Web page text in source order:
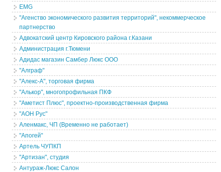
EMG
"Агенство экономического развития территорий", некоммерческое
партнерство
Адвокатский центр Кировского района г.Казани
Администрация г.Тюмени
Адидас магазин Самбер Люкс ООО
"Алграф"
"Алекс-А", торговая фирма
"Алькор", многопрофильная ПКФ
"Аметист Плюс", проектно-производственная фирма
"АОН Рус"
Аленмакс, ЧП (Временно не работает)
"Апогей"
Артель ЧУПКП
"Артизан", студия
Антураж-Люкс Салон